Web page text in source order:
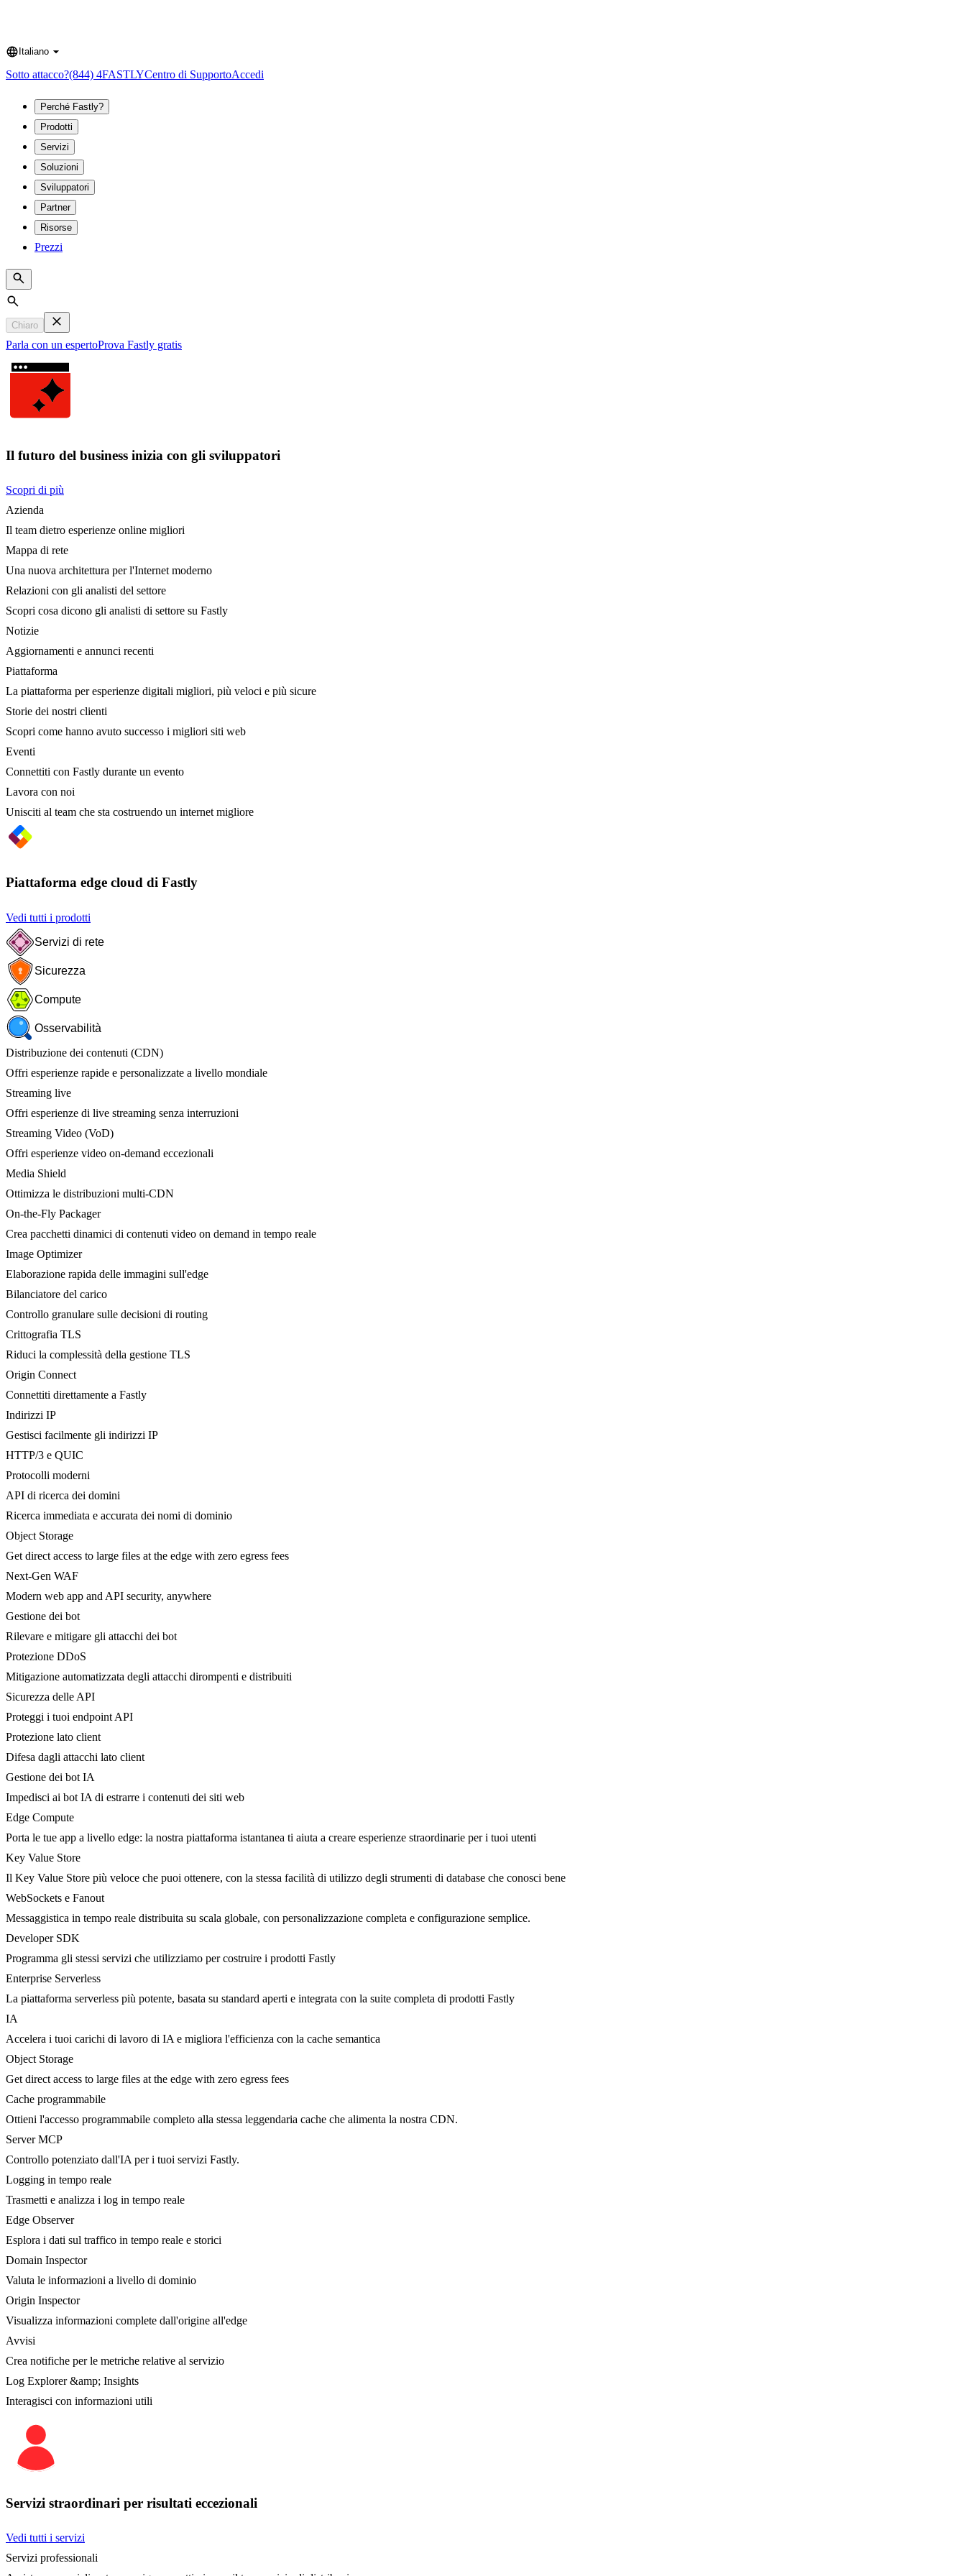
Language
Italiano
Sotto attacco?(844) 4FASTLYCentro di SupportoAccedi
Perché Fastly?
Prodotti
Servizi
Soluzioni
Sviluppatori
Partner
Risorse
Prezzi
Search
Chiaro
Parla con un espertoProva Fastly gratis
Il futuro del business inizia con gli sviluppatori
Scopri di più
Azienda
Il team dietro esperienze online migliori
Mappa di rete
Una nuova architettura per l'Internet moderno
Relazioni con gli analisti del settore
Scopri cosa dicono gli analisti di settore su Fastly
Notizie
Aggiornamenti e annunci recenti
Piattaforma
La piattaforma per esperienze digitali migliori, più veloci e più sicure
Storie dei nostri clienti
Scopri come hanno avuto successo i migliori siti web
Eventi
Connettiti con Fastly durante un evento
Lavora con noi
Unisciti al team che sta costruendo un internet migliore
Piattaforma edge cloud di Fastly
Vedi tutti i prodotti
Servizi di rete
Sicurezza
Compute
Osservabilità
Distribuzione dei contenuti (CDN)
Offri esperienze rapide e personalizzate a livello mondiale
Streaming live
Offri esperienze di live streaming senza interruzioni
Streaming Video (VoD)
Offri esperienze video on-demand eccezionali
Media Shield
Ottimizza le distribuzioni multi-CDN
On-the-Fly Packager
Crea pacchetti dinamici di contenuti video on demand in tempo reale
Image Optimizer
Elaborazione rapida delle immagini sull'edge
Bilanciatore del carico
Controllo granulare sulle decisioni di routing
Crittografia TLS
Riduci la complessità della gestione TLS
Origin Connect
Connettiti direttamente a Fastly
Indirizzi IP
Gestisci facilmente gli indirizzi IP
HTTP/3 e QUIC
Protocolli moderni
API di ricerca dei domini
Ricerca immediata e accurata dei nomi di dominio
Object Storage
Get direct access to large files at the edge with zero egress fees
Next-Gen WAF
Modern web app and API security, anywhere
Gestione dei bot
Rilevare e mitigare gli attacchi dei bot
Protezione DDoS
Mitigazione automatizzata degli attacchi dirompenti e distribuiti
Sicurezza delle API
Proteggi i tuoi endpoint API
Protezione lato client
Difesa dagli attacchi lato client
Gestione dei bot IA
Impedisci ai bot IA di estrarre i contenuti dei siti web
Edge Compute
Porta le tue app a livello edge: la nostra piattaforma istantanea ti aiuta a creare esperienze straordinarie per i tuoi utenti
Key Value Store
Il Key Value Store più veloce che puoi ottenere, con la stessa facilità di utilizzo degli strumenti di database che conosci bene
WebSockets e Fanout
Messaggistica in tempo reale distribuita su scala globale, con personalizzazione completa e configurazione semplice.
Developer SDK
Programma gli stessi servizi che utilizziamo per costruire i prodotti Fastly
Enterprise Serverless
La piattaforma serverless più potente, basata su standard aperti e integrata con la suite completa di prodotti Fastly
IA
Accelera i tuoi carichi di lavoro di IA e migliora l'efficienza con la cache semantica
Object Storage
Get direct access to large files at the edge with zero egress fees
Cache programmabile
Ottieni l'accesso programmabile completo alla stessa leggendaria cache che alimenta la nostra CDN.
Server MCP
Controllo potenziato dall'IA per i tuoi servizi Fastly.
Logging in tempo reale
Trasmetti e analizza i log in tempo reale
Edge Observer
Esplora i dati sul traffico in tempo reale e storici
Domain Inspector
Valuta le informazioni a livello di dominio
Origin Inspector
Visualizza informazioni complete dall'origine all'edge
Avvisi
Crea notifiche per le metriche relative al servizio
Log Explorer &amp; Insights
Interagisci con informazioni utili
Servizi straordinari per risultati eccezionali
Vedi tutti i servizi
Servizi professionali